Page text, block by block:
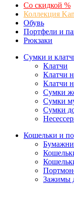
Со скидкой %
Коллекция
Обувь
Портфели и
Рюкзаки
Сумки и
Клатчи
Клатчи
Клатчи
Сумки
Сумки
Сумки
Кошельки и
Зажимы